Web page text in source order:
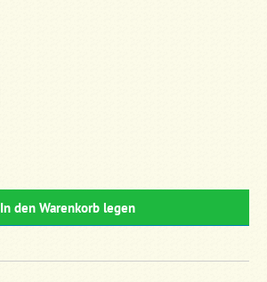
In den Warenkorb legen